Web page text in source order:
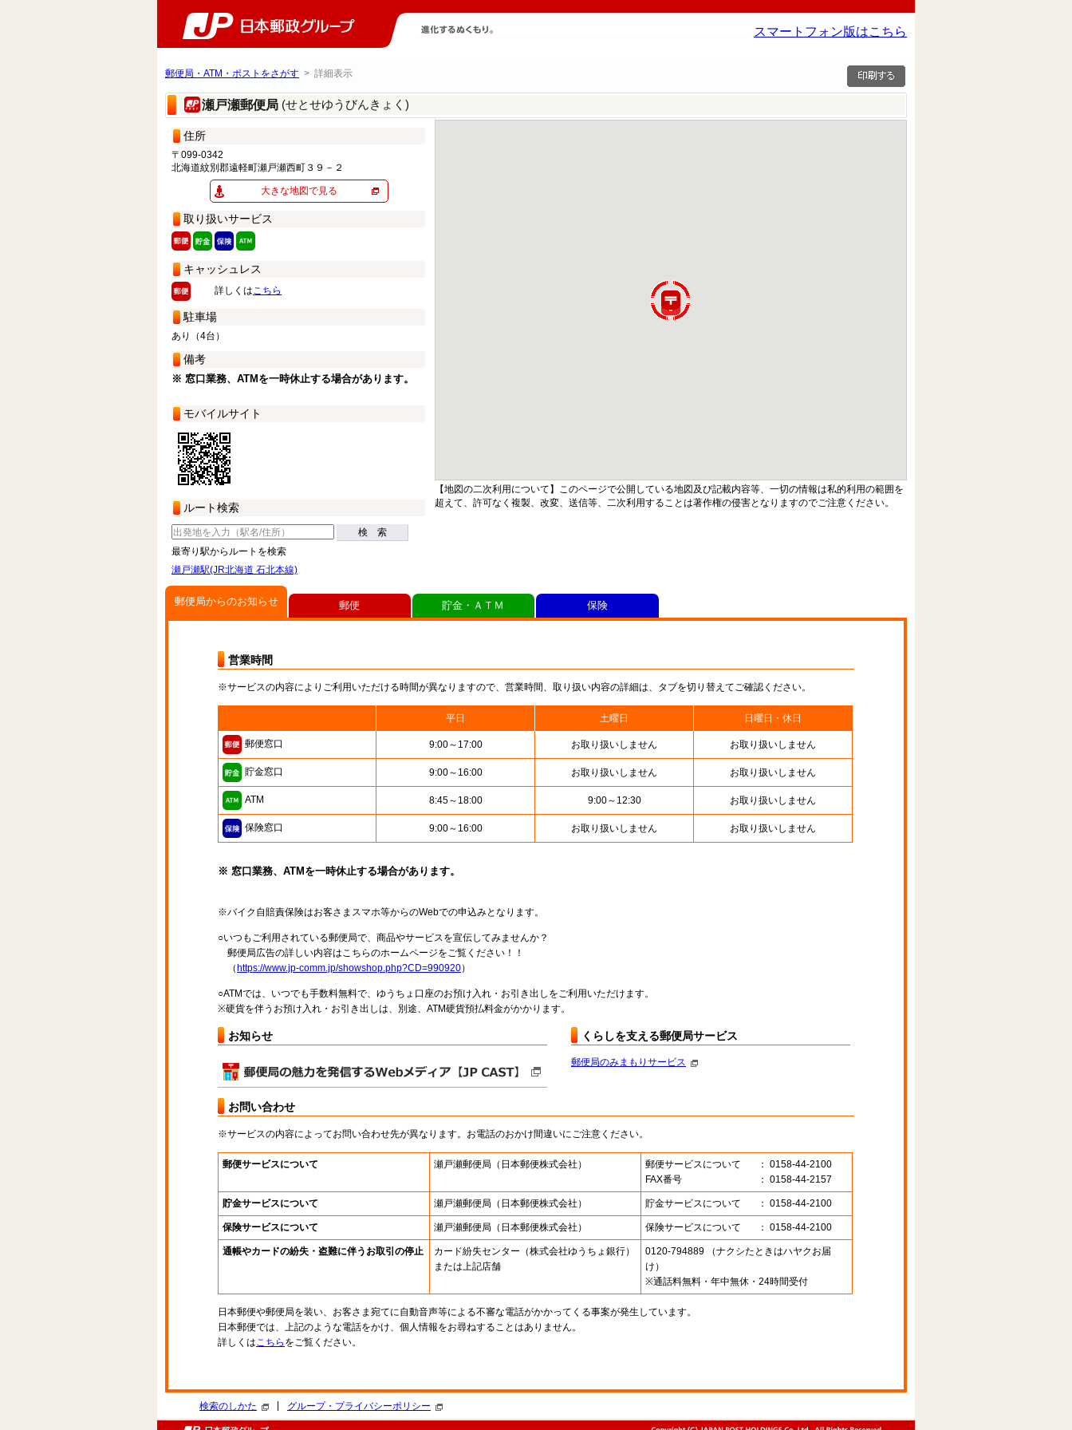
スマートフォン版はこちら
郵便局・ATM・ポストをさがす > 詳細表示
瀬戸瀬郵便局 (せとせゆうびんきょく)
住所
〒099-0342
北海道紋別郡遠軽町瀬戸瀬西町３９－２
大きな地図で見る
取り扱いサービス
キャッシュレス
詳しくはこちら
駐車場
あり（4台）
備考
※ 窓口業務、ATMを一時休止する場合があります。
モバイルサイト
ルート検索
検 索
最寄り駅からルートを検索
瀬戸瀬駅(JR北海道 石北本線)
【地図の二次利用について】このページで公開している地図及び記載内容等、一切の情報は私的利用の範囲を
超えて、許可なく複製、改変、送信等、二次利用することは著作権の侵害となりますのでご注意ください。
郵便局からのお知らせ
営業時間
※サービスの内容によりご利用いただける時間が異なりますので、営業時間、取り扱い内容の詳細は、タブを切り替えてご確認ください。
平日 土曜日 日曜日・休日
郵便窓口 9:00～17:00 お取り扱いしません お取り扱いしません
貯金窓口 9:00～16:00 お取り扱いしません お取り扱いしません
ATM 8:45～18:00 9:00～12:30 お取り扱いしません
保険窓口 9:00～16:00 お取り扱いしません お取り扱いしません
※ 窓口業務、ATMを一時休止する場合があります。
※バイク自賠責保険はお客さまスマホ等からのWebでの申込みとなります。
○いつもご利用されている郵便局で、商品やサービスを宣伝してみませんか？
郵便局広告の詳しい内容はこちらのホームページをご覧ください！！
（ https://www.jp-comm.jp/showshop.php?CD=990920）
○ATMでは、いつでも手数料無料で、ゆうちょ口座のお預け入れ・お引き出しをご利用いただけます。
※硬貨を伴うお預け入れ・お引き出しは、別途、ATM硬貨預払料金がかかります。
お知らせ くらしを支える郵便局サービス
郵便局のみまもりサービス
お問い合わせ
※サービスの内容によってお問い合わせ先が異なります。お電話のおかけ間違いにご注意ください。
郵便サービスについて 瀬戸瀬郵便局 （日本郵便株式会社） 郵便サービスについて
： 0158-44-2100
FAX番号
： 0158-44-2157
貯金サービスについて 瀬戸瀬郵便局 （日本郵便株式会社） 貯金サービスについて ： 0158-44-2100
保険サービスについて 瀬戸瀬郵便局 （日本郵便株式会社） 保険サービスについて ： 0158-44-2100
通帳やカードの紛失・盗難に伴うお取引の停止 カード紛失センター （株式会社ゆうちょ銀行）
または上記店舗
0120-794889 （ナクシたときはハヤクお届
け）
※通話料無料・年中無休・24時間受付
日本郵便や郵便局を装い、お客さま宛てに自動音声等による不審な電話がかかってくる事案が発生しています。
日本郵便では、上記のような電話をかけ、個人情報をお尋ねすることはありません。
詳しくはこちら をご覧ください。
郵便 貯金・ＡＴＭ 保険
検索のしかた グループ・プライバシーポリシー